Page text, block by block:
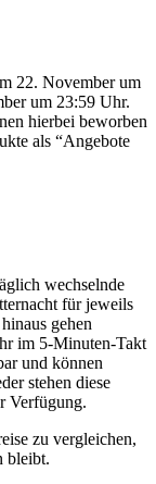
22. November um
um 23:59 Uhr.
hierbei beworben
als “Angebote
wechselnde
für jeweils
gehen
im 5-Minuten-Takt
und können
stehen diese
Verfügung.
zu vergleichen,
bleibt.